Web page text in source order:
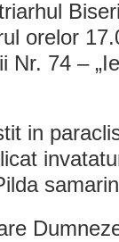
orelor
74 –
in